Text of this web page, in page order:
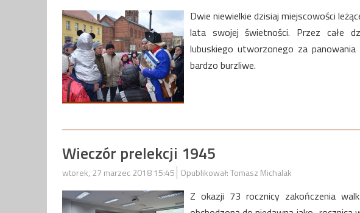
Dwie niewielkie dzisiaj miejscowości
lata swojej świetności. Przez całe
lubuskiego utworzonego za
bardzo burzliwe.
Wieczór prelekcji 1945
wtorek, 27 marzec 2018 15:45 Opublikował: Tomasz Michalak
Z okazji 73 rocznicy zakończenia